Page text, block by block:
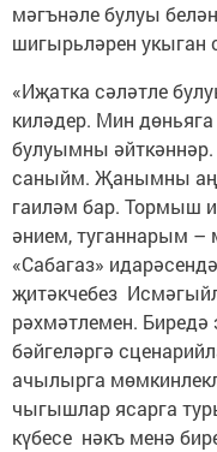
мәгънәле булуы
шигырьләрен укыган
«Иҗатка сәләтле
киләдер. Мин дөньяга
булуымны әйткәннәр.
саныйм. Җанымны
гаиләм бар. Тормыш
әнием, туганнарым
«Сабагаз»
җитәкчебез
рәхмәтлемен.
бәйгеләргә
ачылырга
чыгышлар ясарга
күбесе нәкъ менә